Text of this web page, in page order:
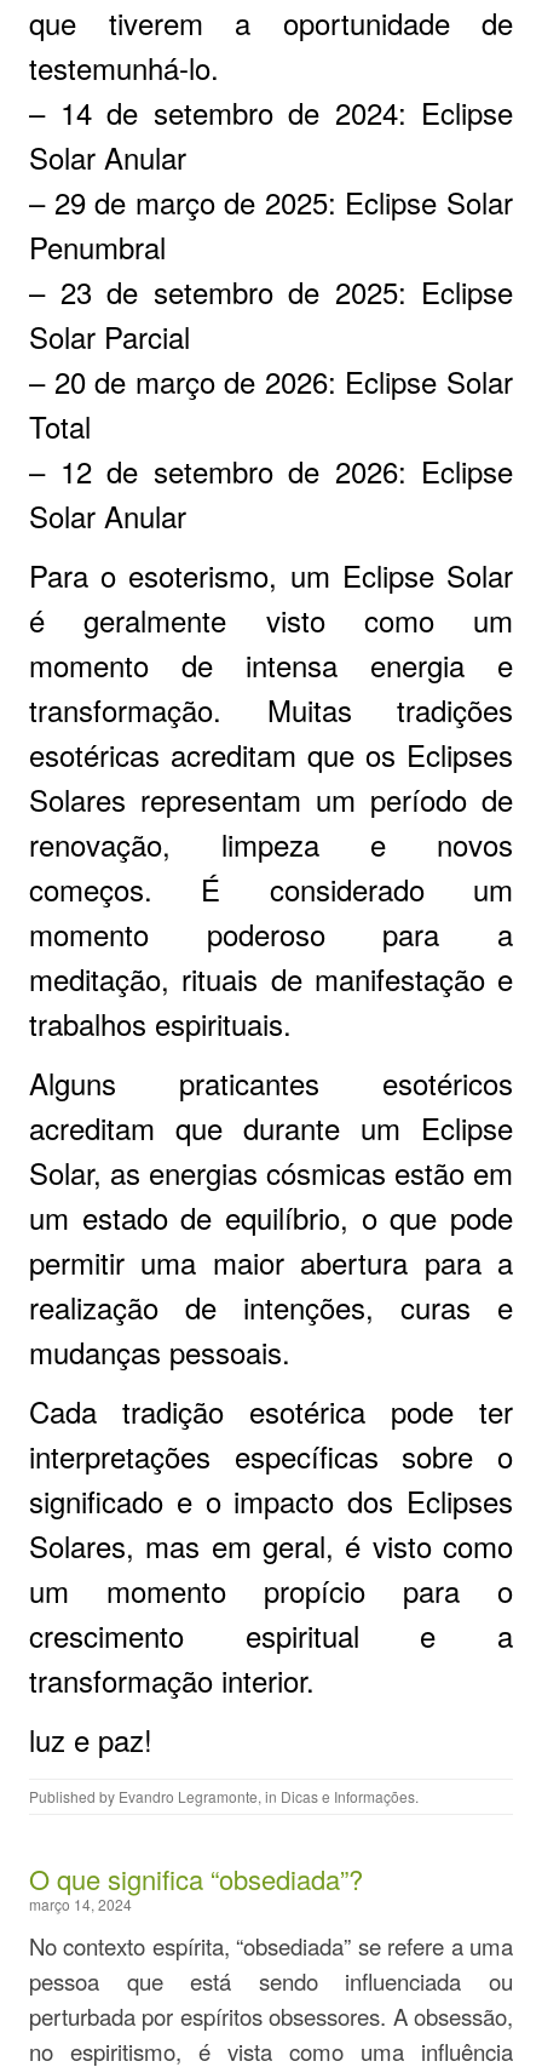
que tiverem a oportunidade de
testemunhá-lo.
– 14 de setembro de 2024: Eclipse
Solar Anular
– 29 de março de 2025: Eclipse Solar
Penumbral
– 23 de setembro de 2025: Eclipse
Solar Parcial
– 20 de março de 2026: Eclipse Solar
Total
– 12 de setembro de 2026: Eclipse
Solar Anular
Para o esoterismo, um Eclipse Solar
é geralmente visto como um
momento de intensa energia e
transformação. Muitas tradições
esotéricas acreditam que os Eclipses
Solares representam um período de
renovação, limpeza e novos
começos. É considerado um
momento poderoso para a
meditação, rituais de manifestação e
trabalhos espirituais.
Alguns praticantes esotéricos
acreditam que durante um Eclipse
Solar, as energias cósmicas estão em
um estado de equilíbrio, o que pode
permitir uma maior abertura para a
realização de intenções, curas e
mudanças pessoais.
Cada tradição esotérica pode ter
interpretações específicas sobre o
significado e o impacto dos Eclipses
Solares, mas em geral, é visto como
um momento propício para o
crescimento espiritual e a
transformação interior.
luz e paz!
Published by Evandro Legramonte, in Dicas e Informações.
O que significa “obsediada”?
março 14, 2024
No contexto espírita, “obsediada” se refere a uma
pessoa que está sendo influenciada ou
perturbada por espíritos obsessores. A obsessão,
no espiritismo, é vista como uma influência